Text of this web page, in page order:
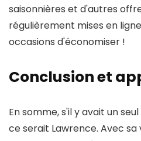
saisonnières et d'autres
régulièrement mises en
occasions d'économiser !
Conclusion et
En somme, s'il y avait un
ce serait Lawrence. Avec